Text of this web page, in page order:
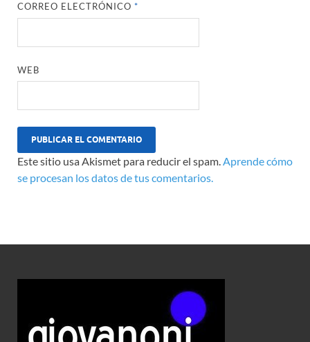
CORREO ELECTRÓNICO*
WEB
Este sitio usa Akismet para reducir el spam.Aprende cómo
se procesan los datos de tus comentarios.